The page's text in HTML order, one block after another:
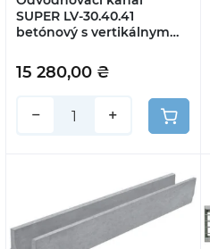
SUPER LV-30.40.41
betónový s vertikálnym
štrbinovou liatinovou
(súprava)
15 280,00 ₴
− +